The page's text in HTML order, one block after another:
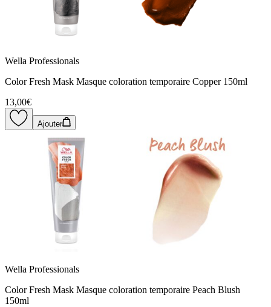
Wella Professionals
Color Fresh Mask Masque coloration temporaire Copper 150ml
13,00€
Ajouter
Wella Professionals
Color Fresh Mask Masque coloration temporaire Peach Blush
150ml